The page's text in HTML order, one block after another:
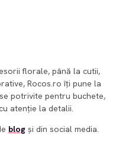
florale, până la cutii,
Rocos.ro îți pune la
potrivite pentru buchete,
atenție la detalii.
blog și din social media.